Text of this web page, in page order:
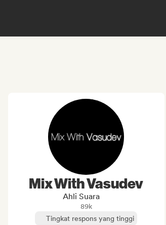
Mix With Vasudev
Ahli Suara
89k
Tingkat respons yang tinggi